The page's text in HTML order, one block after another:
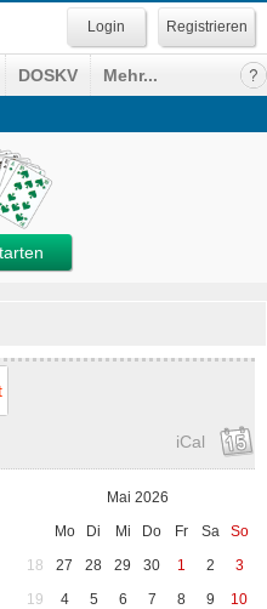
Registrieren
DOSKV
Mehr...
iCal
Mai 2026
Mo
Di Mi Do Fr Sa
So
18
27 28 29 30 1 2
3
19
4 5 6 7 8 9 10